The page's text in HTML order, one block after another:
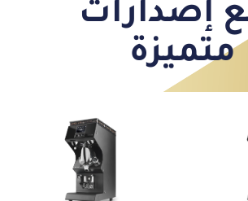
إصدارات
متميزة